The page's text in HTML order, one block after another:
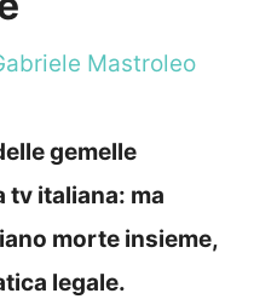
Mastroleo
gemelle
tv italiana: ma
morte insieme,
legale.